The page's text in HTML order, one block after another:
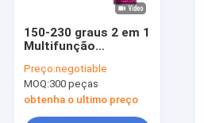
150-230 graus 2 em 1
Multifunção
Cuidados de Cabelos
Curling Limpação de
Cabelos Limpação de
Cabelos
Preço:negotiable
MOQ:300 peças
obtenha o ultimo preço